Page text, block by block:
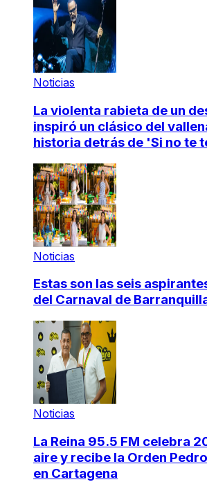
Noticias
La violenta rabieta de un
inspiró un clásico del
historia detrás de 'Si no te
Noticias
Estas son las seis
del Carnaval de
Noticias
La Reina 95.5 FM celebra
aire y recibe la Orden
en Cartagena